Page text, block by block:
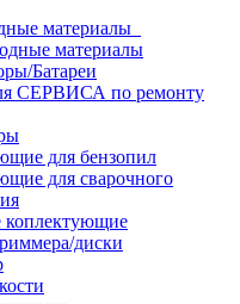
материалы
материалы
Батареи
СЕРВИСА по ремонту
для бензопил
для сварочного
диски